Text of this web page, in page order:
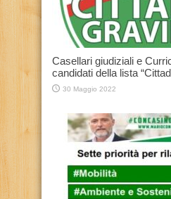
Casellari giudiziali e
candidati della lista
30 Maggio 2022